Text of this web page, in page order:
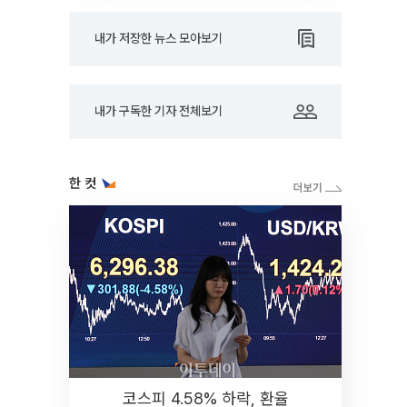
내가 저장한 뉴스 모아보기
내가 구독한 기자 전체보기
한 컷
코스피 4.58% 하락, 환율